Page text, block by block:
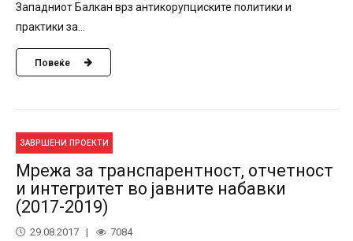
Западниот Балкан врз антикорупциските политики и
практики за...
Повеќе
ЗАВРШЕНИ ПРОЕКТИ
Мрежа за транспарентност, отчетност
и интегритет во јавните набавки
(2017-2019)
29.08.2017 7084